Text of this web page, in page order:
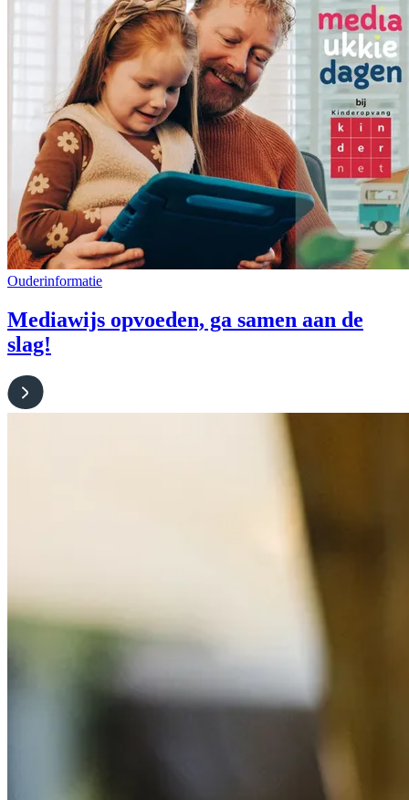
Ouderinformatie
Mediawijs opvoeden, ga samen aan de
slag!